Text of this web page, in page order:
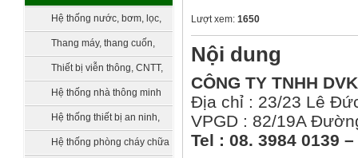
hòa không khí
Hệ thống nước, bơm, lọc,
bồn chứa, xử lý nước
Thang máy, thang cuốn,
vận thăngThiết bị viễn thông, CNTT,
truyền hìnhHệ thống nhà thông minh
smarthomeHệ thống thiết bị an ninh,
quản lý tòa nhà
Hệ thống phòng cháy chữa
Lượt xem: 1650
Nội dung
CÔNG TY TNHH
Địa chỉ : 23/23 Lê
VPGD : 82/19A
Tel : 08. 3984 0139